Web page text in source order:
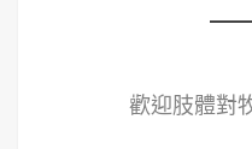
歡迎肢體對